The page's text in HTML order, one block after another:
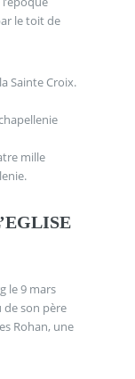
le toit de
Sainte Croix.
mille
le 9 mars
de son père
Rohan, une